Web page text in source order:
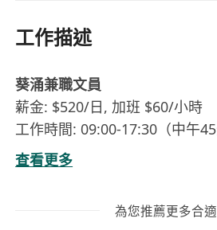
工作描述
葵涌兼職文員
薪金: $520/日, 加班 $60/小時
工作時間: 09:00-17:30（中午
微波爐及雪櫃可帶飯）
工作地點：葵涌美達中心
工作要求： - 懂基本電腦文書
查看更多
為您推薦更多合